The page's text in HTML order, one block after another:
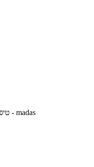
טיפים לפתיחת סתימה בשירותים - madas